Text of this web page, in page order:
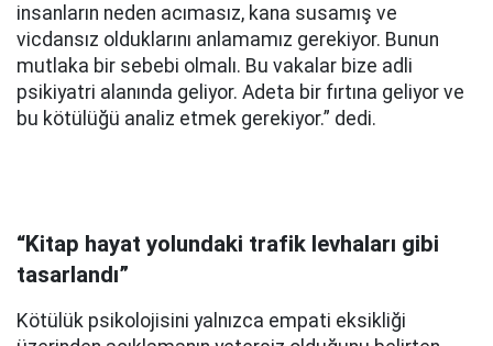
insanların neden acımasız, kana susamış ve
vicdansız olduklarını anlamamız gerekiyor. Bunun
mutlaka bir sebebi olmalı. Bu vakalar bize adli
psikiyatri alanında geliyor. Adeta bir fırtına geliyor ve
bu kötülüğü analiz etmek gerekiyor.” dedi.
“Kitap hayat yolundaki trafik levhaları gibi
tasarlandı”
Kötülük psikolojisini yalnızca empati eksikliği